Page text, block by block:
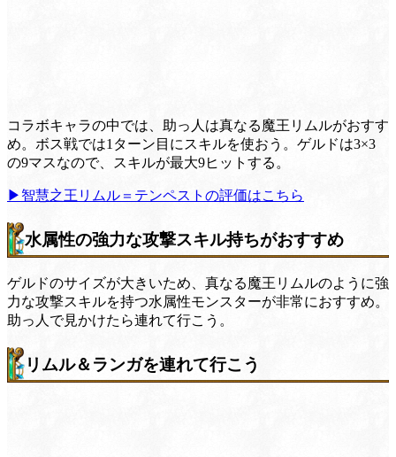
コラボキャラの中では、助っ人は真なる魔王リムルがおすす
め。ボス戦では1ターン目にスキルを使おう。ゲルドは3×3
の9マスなので、スキルが最大9ヒットする。
▶智慧之王リムル＝テンペストの評価はこちら
水属性の強力な攻撃スキル持ちがおすすめ
ゲルドのサイズが大きいため、真なる魔王リムルのように強
力な攻撃スキルを持つ水属性モンスターが非常におすすめ。
助っ人で見かけたら連れて行こう。
リムル＆ランガを連れて行こう